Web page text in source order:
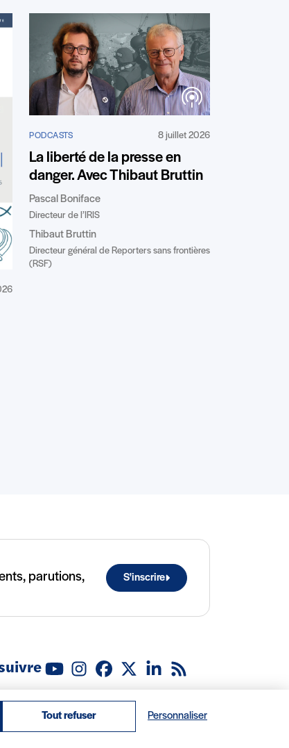
PODCASTS 8 juillet 2026
La liberté de la presse en
danger. Avec Thibaut Bruttin
Pascal Boniface
Directeur de l’IRIS
Thibaut Bruttin
Directeur général de Reporters sans frontières
(RSF)
parutions,
S'inscrire
YoutubeInstagramFacebookX (Twitter)
LinkedinFlux RSS
Recrutement Locations
Tout refuser Personnaliser